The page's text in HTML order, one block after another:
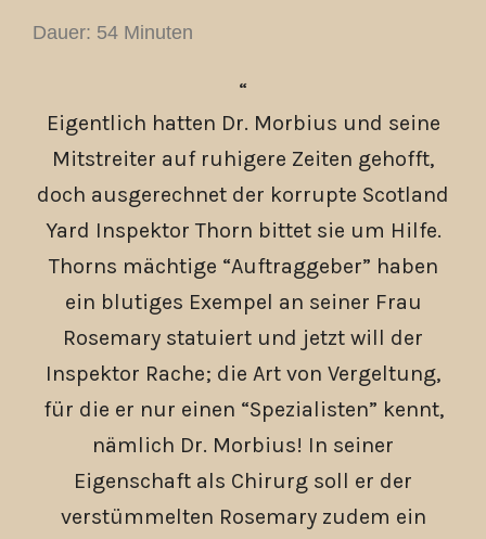
Dauer: 54 Minuten
Eigentlich hatten Dr. Morbius und seine
Mitstreiter auf ruhigere Zeiten gehofft,
doch ausgerechnet der korrupte Scotland
Yard Inspektor Thorn bittet sie um Hilfe.
Thorns mächtige “Auftraggeber” haben
ein blutiges Exempel an seiner Frau
Rosemary statuiert und jetzt will der
Inspektor Rache; die Art von Vergeltung,
für die er nur einen “Spezialisten” kennt,
nämlich Dr. Morbius! In seiner
Eigenschaft als Chirurg soll er der
verstümmelten Rosemary zudem ein